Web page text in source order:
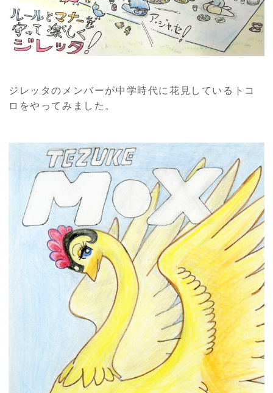
ジレッタのメンバーが中学時代に花見しているトコ
ロをやってみました。